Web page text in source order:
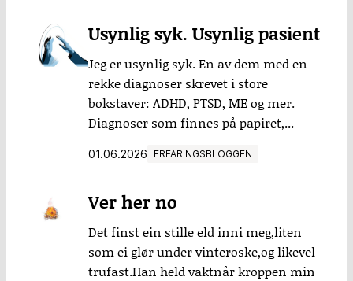
Usynlig syk. Usynlig pasient
Jeg er usynlig syk. En av dem med en
rekke diagnoser skrevet i store
bokstaver: ADHD, PTSD, ME og mer.
Diagnoser som finnes på papiret,...
01.06.2026 ERFARINGSBLOGGEN
Ver her no
Det finst ein stille eld inni meg,liten
som ei glør under vinteroske,og likevel
trufast.Han held vaktnår kroppen min